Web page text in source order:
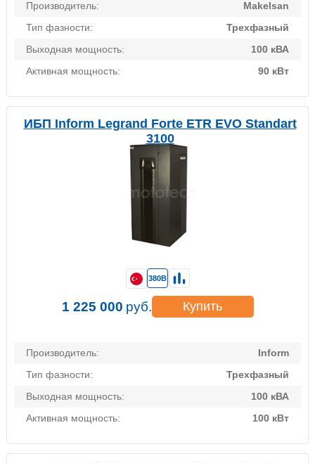
Производитель:
Makelsan
Тип фазности:
Трехфазный
Выходная мощность:
100 кВА
Активная мощность:
90 кВт
ИБП Inform Legrand Forte ETR EVO Standart
3100
Производитель:
Inform
Тип фазности:
Трехфазный
Выходная мощность:
100 кВА
Активная мощность:
100 кВт
380В
1 225 000 руб. Купить